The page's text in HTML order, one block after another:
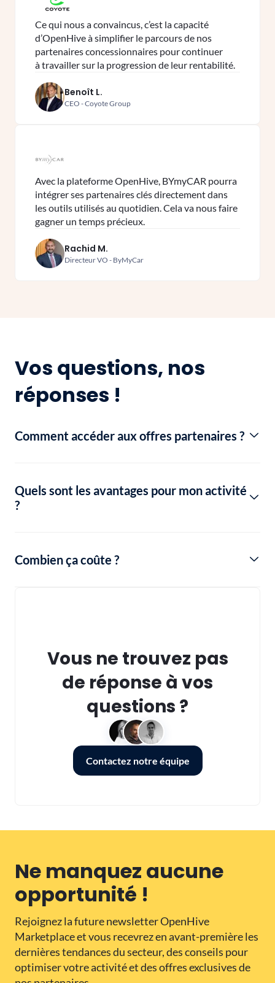
Ce qui nous a convaincus, c’est la capacité
d’OpenHive à simplifier le parcours de nos
partenaires concessionnaires pour continuer
à travailler sur la progression de leur rentabilité.
Benoît L.
CEO - Coyote Group
Avec la plateforme OpenHive, BYmyCAR pourra
intégrer ses partenaires clés directement dans
les outils utilisés au quotidien. Cela va nous faire
gagner un temps précieux.
Rachid M.
Directeur VO - ByMyCar
Vos questions, nos
réponses !
Comment accéder aux offres partenaires ?
Quels sont les avantages pour mon activité
?
Combien ça coûte ?
Vous ne trouvez pas
de réponse à vos
questions ?
Contactez notre équipe
Ne manquez aucune
opportunité !
Rejoignez la future newsletter OpenHive
Marketplace et vous recevrez en avant-première les
dernières tendances du secteur, des conseils pour
optimiser votre activité et des offres exclusives de